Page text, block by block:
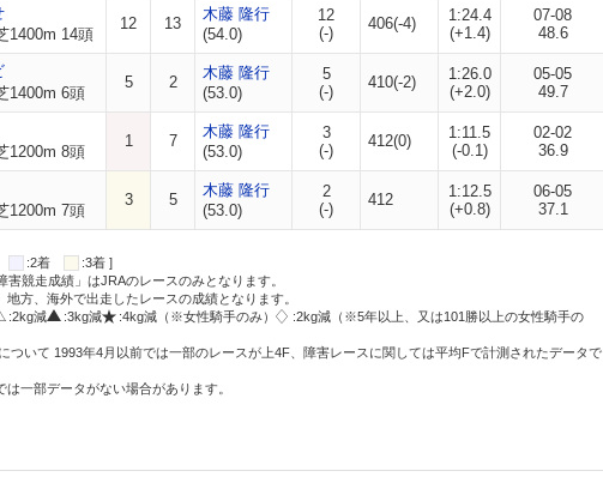
1400m 14頭
12 13
木藤 隆行
(54.0)
12
(-)
406(-4)
1:24.4
(+1.4)
07-08
48.6
1400m 6頭
5 2
木藤 隆行
(53.0)
5
(-)
410(-2)
1:26.0
(+2.0)
05-05
49.7
1200m 8頭
1 7
木藤 隆行
(53.0)
3
(-)
412(0)
1:11.5
(-0.1)
02-02
36.9
1200m 7頭
3 5
木藤 隆行
(53.0)
2
(-)
412
1:12.5
(+0.8)
06-05
37.1
:2着
:3着 ]
競走成績」はJRAのレースのみとなります。
方、海外で出走したレースの成績となります。
:2kg減 :3kg減 :4kg減（※女性騎手のみ）
:2kg減（※5年以上、又は101勝以上の女性騎手の
ついて 1993年4月以前では一部のレースが上4F、障害レースに関しては平均Fで計測されたデータで
一部データがない場合があります。